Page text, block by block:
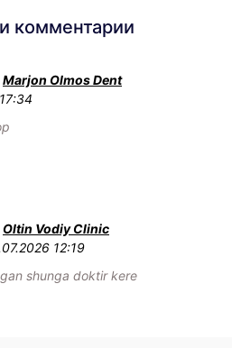
комментарии
Marjon Olmos Dent
Oltin Vodiy Clinic
12:19
shunga doktir kere